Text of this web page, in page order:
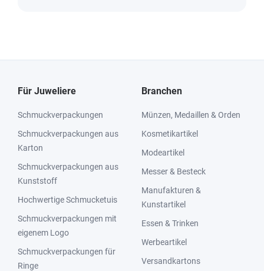
Für Juweliere
Schmuckverpackungen
Schmuckverpackungen aus
Karton
Schmuckverpackungen aus
Kunststoff
Hochwertige Schmucketuis
Schmuckverpackungen mit
eigenem Logo
Schmuckverpackungen für
Ringe
Branchen
Münzen, Medaillen & Orden
Kosmetikartikel
Modeartikel
Messer & Besteck
Manufakturen &
Kunstartikel
Essen & Trinken
Werbeartikel
Versandkartons